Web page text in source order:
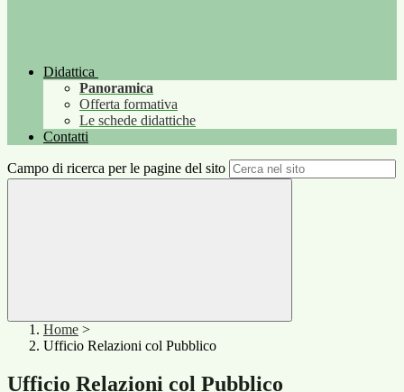
Didattica
Panoramica
Offerta formativa
Le schede didattiche
Contatti
Campo di ricerca per le pagine del sito
Home >
Ufficio Relazioni col Pubblico
Ufficio Relazioni col Pubblico